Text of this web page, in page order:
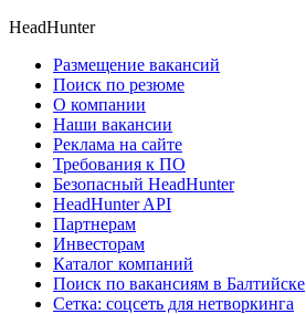
HeadHunter
Размещение вакансий
Поиск по резюме
О компании
Наши вакансии
Реклама на сайте
Требования к ПО
Безопасный HeadHunter
HeadHunter API
Партнерам
Инвесторам
Каталог компаний
Поиск по вакансиям в Балтийске
Сетка: соцсеть для нетворкинга